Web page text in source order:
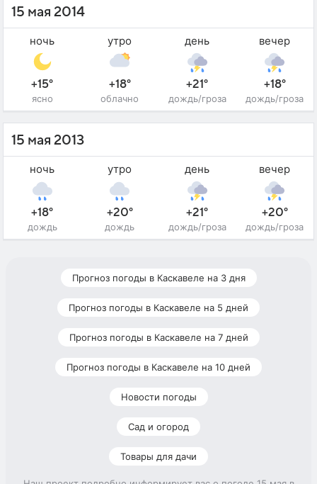
15 мая 2014
ночь
+15°
ясно
утро
+18°
облачно
день
+21°
дождь/гроза
вечер
+18°
дождь/гроза
15 мая 2013
ночь
+18°
дождь
утро
+20°
дождь
день
+21°
дождь/гроза
вечер
+20°
дождь/гроза
Прогноз погоды в Каскавеле на 3 дня
Прогноз погоды в Каскавеле на 5 дней
Прогноз погоды в Каскавеле на 7 дней
Прогноз погоды в Каскавеле на 10 дней
Новости погоды
Сад и огород
Товары для дачи